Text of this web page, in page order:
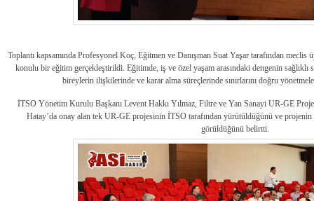
Toplantı kapsamında Profesyonel Koç, Eğitmen ve Danışman Suat Yaşar tarafından
konulu bir eğitim gerçekleştirildi. Eğitimde, iş ve özel yaşam arasındaki dengenin sağlıklı
bireylerin ilişkilerinde ve karar alma süreçlerinde sınırlarını doğru
İTSO Yönetim Kurulu Başkanı Levent Hakkı Yılmaz, Filtre ve Yan Sanayi UR-GE
Hatay’da onay alan tek UR-GE projesinin İTSO tarafından yürütüldüğünü ve projenin
görüldüğünü belirtti.